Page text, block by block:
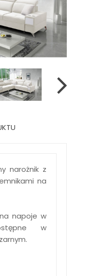
narożnik z
na
napoje w
w